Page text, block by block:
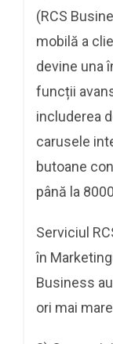
(RCS
mobilă a
devine una
funcții
includerea
carusele
butoane
până la
Serviciul
în
Business
ori mai